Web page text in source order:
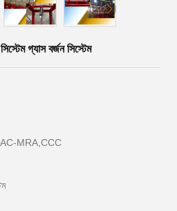
গ্যাস বর্জন সিস্টেম
MRA,CCC